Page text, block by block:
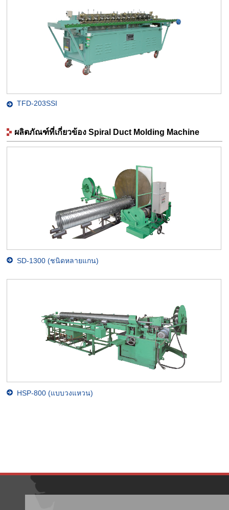
TFD-203SSI
ผลิตภัณฑ์ที่เกี่ยวข้อง Spiral Duct Molding Machine
SD-1300 (ชนิดหลายแกน)
HSP-800 (แบบวงแหวน)